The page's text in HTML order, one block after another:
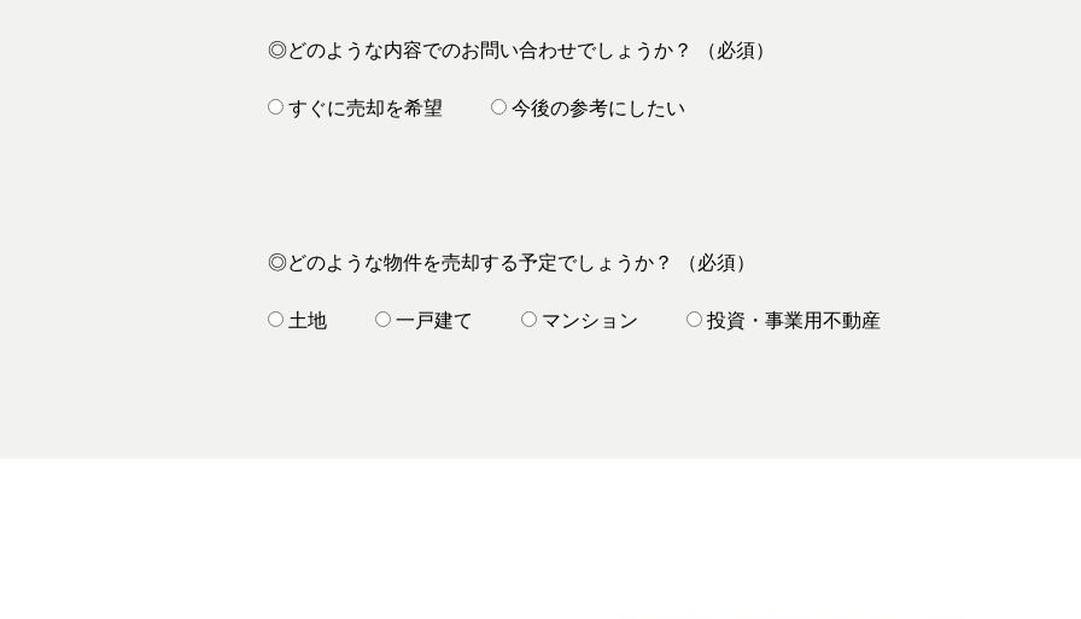
◎どのような内容でのお問い合わせでしょうか？ （必須）
すぐに売却を希望 今後の参考にしたい
◎どのような物件を売却する予定でしょうか？ （必須）
土地 一戸建て マンション 投資・事業用不動産